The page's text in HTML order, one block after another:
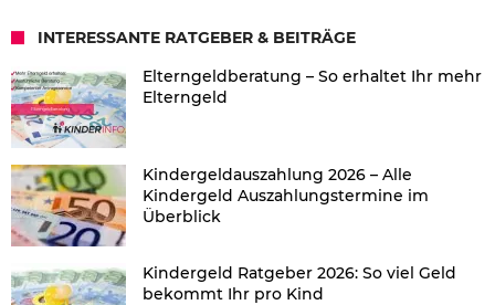
INTERESSANTE RATGEBER & BEITRÄGE
Elterngeldberatung – So erhaltet Ihr mehr
Elterngeld
Kindergeldauszahlung 2026 – Alle
Kindergeld Auszahlungstermine im
Überblick
Kindergeld Ratgeber 2026: So viel Geld
bekommt Ihr pro Kind